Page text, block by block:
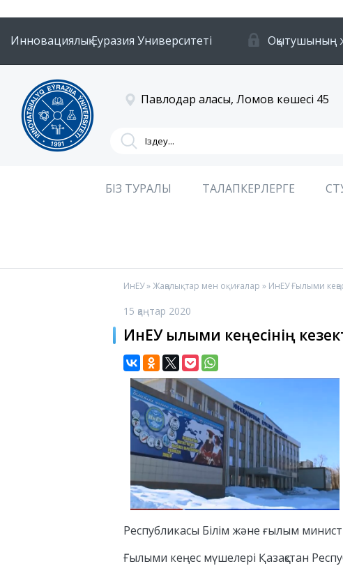
Инновациялық Еуразия Университеті Оқытушының
Павлодар қаласы, Ломов көшесі 45
БІЗ ТУРАЛЫ ТАЛАПКЕРЛЕРГЕ
ИнЕУ»Жаңалықтар мен оқиғалар » ИнЕУ Ғылыми
15 қаңтар 2020
ИнЕУ Ғылыми кеңесінің
Республикасы Білім және ғылым
Ғылыми кеңес мүшелері Қазақстан